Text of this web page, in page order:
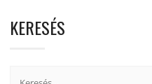
KERESÉS